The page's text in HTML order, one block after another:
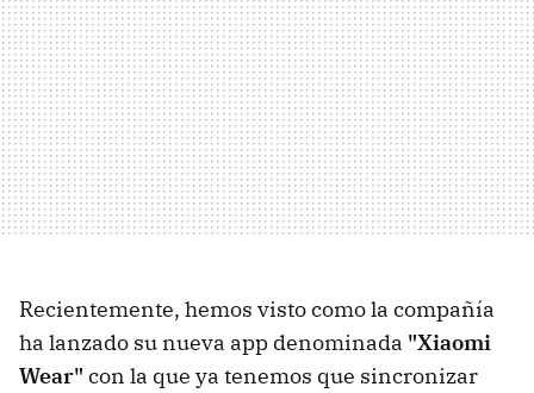
Recientemente, hemos visto como la compañía
ha lanzado su nueva app denominada "Xiaomi
Wear" con la que ya tenemos que sincronizar